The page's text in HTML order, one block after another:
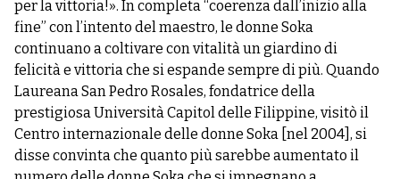
per la vittoria!». In completa “coerenza dall’inizio alla
fine” con l’intento del maestro, le donne Soka
continuano a coltivare con vitalità un giardino di
felicità e vittoria che si espande sempre di più. Quando
Laureana San Pedro Rosales, fondatrice della
prestigiosa Università Capitol delle Filippine, visitò il
Centro internazionale delle donne Soka [nel 2004], si
disse convinta che quanto più sarebbe aumentato il